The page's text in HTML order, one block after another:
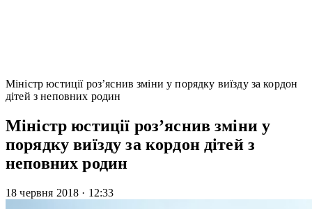
Міністр юстиції роз’яснив зміни у порядку виїзду за кордон
дітей з неповних родин
Міністр юстиції роз’яснив зміни у
порядку виїзду за кордон дітей з
неповних родин
18 червня 2018 · 12:33